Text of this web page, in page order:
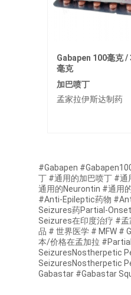
Gabapen 100毫克 /
毫克
加巴喷丁
孟家拉伊斯达制药
#Gabapen
丁 #通用的加巴喷丁 #
通用的Neurontin #通用
#Anti-Epileptic药物
Seizures药Partial-
Seizures在印度治疗 #
品 # 世界医学 # MFW #
本/价格在孟加拉
SeizuresNostherpetic
SeizuresNostherpetic
Gabastar #Gabastar